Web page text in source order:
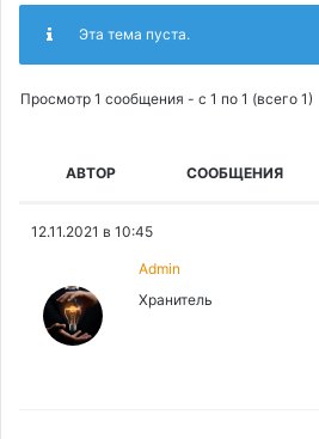
Эта тема пуста.
Просмотр 1 сообщения - с 1 по 1 (всего 1)
АВТОР СООБЩЕНИЯ
12.11.2021 в 10:45
Admin
Хранитель